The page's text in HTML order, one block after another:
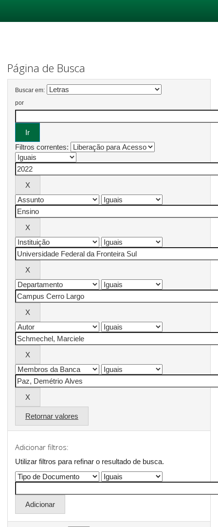
Página de Busca
Buscar em:
por
Filtros correntes:
Retornar valores
Adicionar filtros:
Utilizar filtros para refinar o resultado de busca.